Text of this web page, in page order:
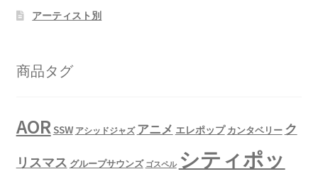
アーティスト別
商品タグ
AORSSW アシッドジャズ アニメ エレポップ カンタベリー ク
リスマス グループサウンズ ゴスペル シティポッ